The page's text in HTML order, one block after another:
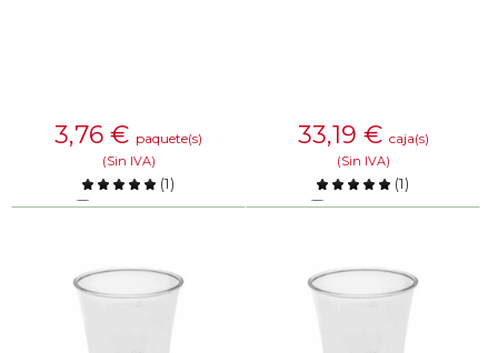
3,76 € paquete(s)
(Sin IVA)
(1)
Comparar
33,19 € caja(s)
(Sin IVA)
(1)
Comparar